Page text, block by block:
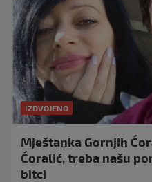
IZDVOJENO
Mještanka Gornjih
Ćoralić, treba našu
bitci